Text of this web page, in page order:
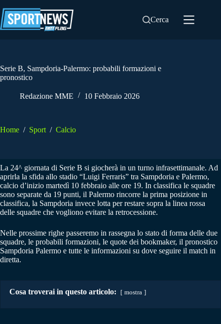
al
contenuto
Cerca
Serie B, Sampdoria-Palermo: probabili formazioni e
pronostico
Redazione MME 10 Febbraio 2026
Home / Sport / Calcio
La 24^ giornata di Serie B si giocherà in un turno infrasettimanale. Ad
aprirla la sfida allo stadio “Luigi Ferraris” tra Sampdoria e Palermo,
calcio d’inizio martedì 10 febbraio alle ore 19. In classifica le squadre
sono separate da 19 punti, il Palermo rincorre la prima posizione in
classifica, la Sampdoria invece lotta per restare sopra la linea rossa
delle squadre che vogliono evitare la retrocessione.
Nelle prossime righe passeremo in rassegna lo stato di forma delle due
squadre, le probabili formazioni, le quote dei bookmaker, il pronostico
Sampdoria Palermo e tutte le informazioni su dove seguire il match in
diretta.
Cosa troverai in questo articolo: mostra